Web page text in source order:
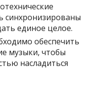
синхронизированы
единое целое.
обеспечить
музыки, чтобы
насладиться